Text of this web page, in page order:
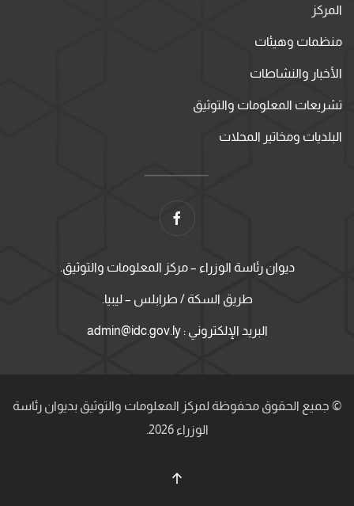
المركز
منظمات وهيئات
الأخبار والنشاطات
تشريعات المعلومات والتوثيق
البلديات ومخاتير المحلات
ديوان رئاسة الوزراء – مركز المعلومات والتوثيق.
طريق السكة / طرابلس – ليبيا.
البريد الإلكتروني : admin@idc.gov.ly
© جميع الحقوق محفوظة لمركز المعلومات والتوثيق بديوان رئاسة
الوزراء 2026.